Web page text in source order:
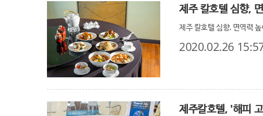
제주 칼호텔 심향,
제주 칼호텔 심향, 면역력
2020.02.26
제주칼호텔, '해피